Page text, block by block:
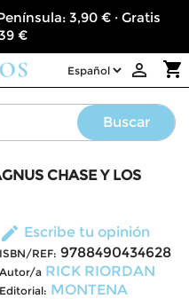
3,90 € · Gratis
€
shopping_cart

Buscar
CHASE Y LOS
edit Escribe tu opinión
ISBN/REF: 9788490434628
Autor/a RICK RIORDAN
Editorial: MONTENA